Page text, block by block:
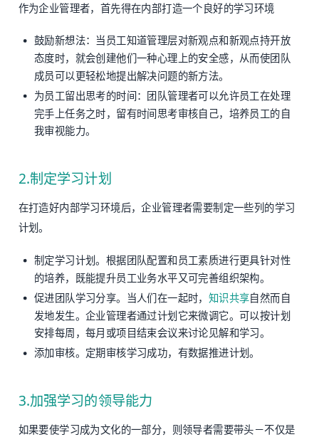
作为企业管理者，首先得在内部打造一个良好的学习环境
鼓励新想法：当员工知道管理层对新观点和新观点持开放
态度时，就会创建他们一种心理上的安全感，从而使团队
成员可以更轻松地提出解决问题的新方法。
为员工留出思考的时间：团队管理者可以允许员工在处理
完手上任务之时，留有时间思考审核自己，培养员工的自
我审视能力。
2.制定学习计划
在打造好内部学习环境后，企业管理者需要制定一些列的学习
计划。
制定学习计划。根据团队配置和员工素质进行更具针对性
的培养，既能提升员工业务水平又可完善组织架构。
促进团队学习分享。当人们在一起时， 知识共享自然而自
发地发生。企业管理者通过计划它来微调它。可以按计划
安排每周，每月或项目结束会议来讨论见解和学习。
添加审核。定期审核学习成功，有数据推进计划。
3.加强学习的领导能力
如果要使学习成为文化的一部分，则领导者需要带头－不仅是